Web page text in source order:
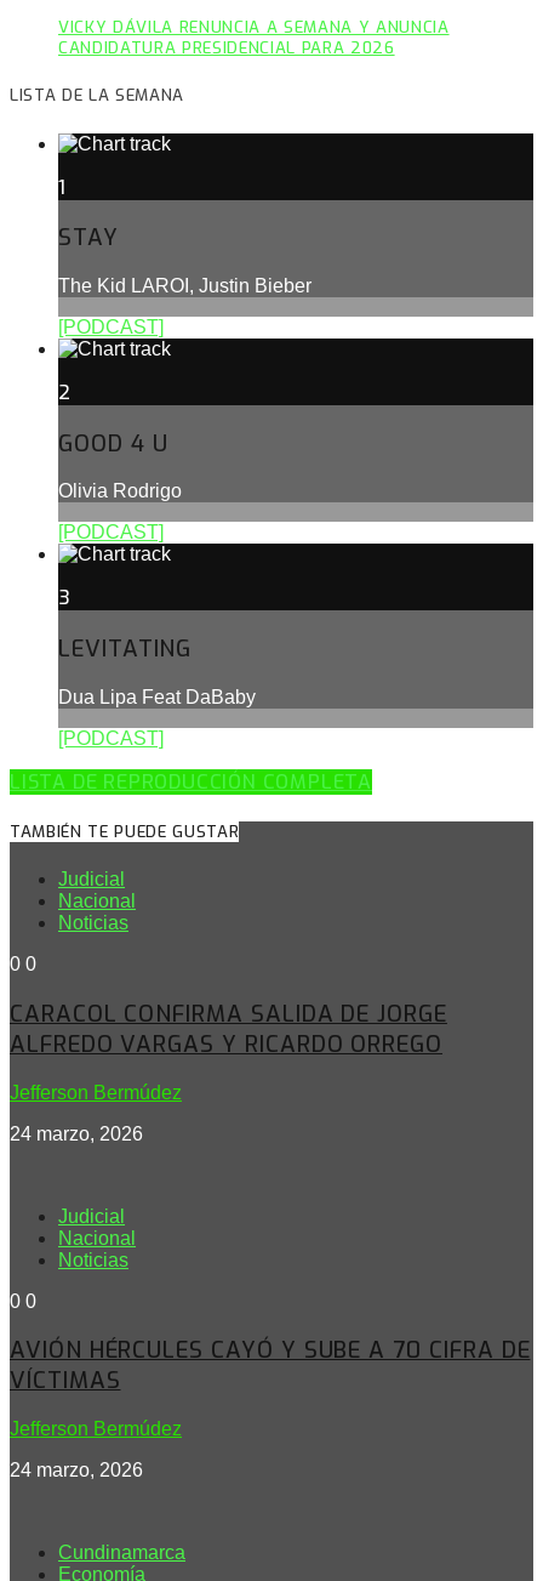
VICKY DÁVILA RENUNCIA A SEMANA Y ANUNCIA
CANDIDATURA PRESIDENCIAL PARA 2026
LISTA DE LA SEMANA
1
STAY
The Kid LAROI, Justin Bieber
[PODCAST]
2
GOOD 4 U
Olivia Rodrigo
[PODCAST]
3
LEVITATING
Dua Lipa Feat DaBaby
[PODCAST]
LISTA DE REPRODUCCIÓN COMPLETA
TAMBIÉN TE PUEDE GUSTAR
Judicial
Nacional
Noticias
0 0
CARACOL CONFIRMA SALIDA DE JORGE
ALFREDO VARGAS Y RICARDO ORREGO
Jefferson Bermúdez
24 marzo, 2026
Judicial
Nacional
Noticias
0 0
AVIÓN HÉRCULES CAYÓ Y SUBE A 70 CIFRA DE
VÍCTIMAS
Jefferson Bermúdez
24 marzo, 2026
Cundinamarca
Economía